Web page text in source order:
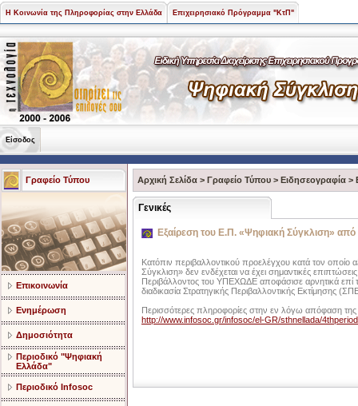
Η Κοινωνία της Πληροφορίας στην Ελλάδα Επιχειρησιακό Πρόγραμμα "ΚτΠ"
Είσοδος
Γραφείο Τύπου
Επικοινωνία
Ενημέρωση
Δημοσιότητα
Περιοδικό "Ψηφιακή
Ελλάδα"
Περιοδικό Infosoc
Αρχική Σελίδα > Γραφείο Τύπου > Ειδησεογραφία >
Γενικές
Εξαίρεση του Ε.Π. «Ψηφιακή Σύγκλιση»
Κατόπιν περιβαλλοντικού προελέγχου κατά τον οποίο
Σύγκλιση» δεν ενδέχεται να έχει σημαντικές
Περιβάλλοντος του ΥΠΕΧΩΔΕ αποφάσισε αρνητικά
διαδικασία Στρατηγικής Περιβαλλοντικής Εκτίμησης
Περισσότερες πληροφορίες στην εν λόγω απόφαση
http://www.infosoc.gr/infosoc/el-GR/sthnellada/